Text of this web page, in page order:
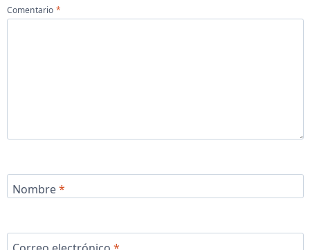
Comentario *
Nombre*